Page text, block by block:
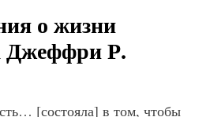
о жизни
Джеффри Р.
[состояла] в том, чтобы